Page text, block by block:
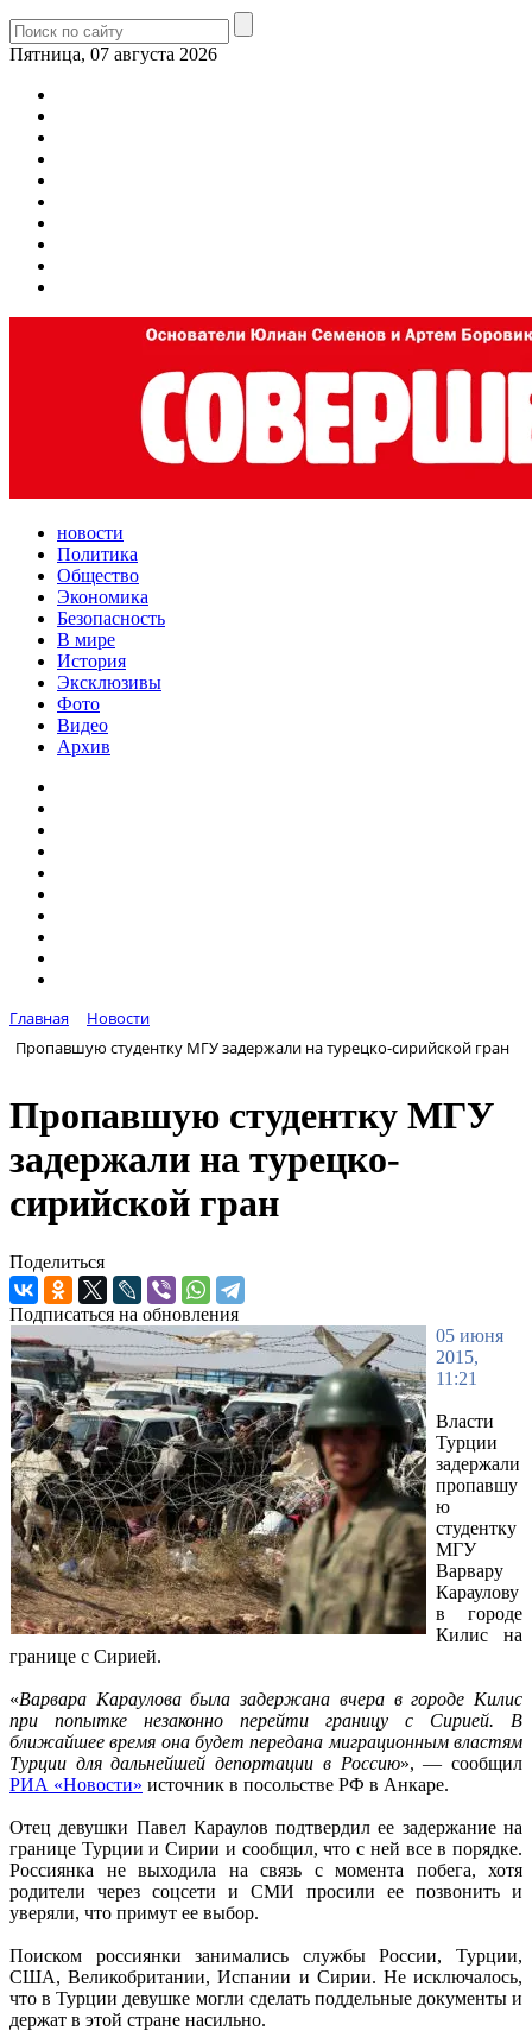
Пятница, 07 августа 2026
новости
Политика
Общество
Экономика
Безопасность
В мире
История
Эксклюзивы
Фото
Видео
Архив
Главная
Новости
Пропавшую студентку МГУ задержали на турецко-сирийской гран
Пропавшую студентку МГУ
задержали на турецко-
сирийской гран
Поделиться
Подписаться на обновления
05 июня
2015,
11:21
Власти
Турции
задержали
пропавшу
ю
студентку
МГУ
Варвару
Караулову
в городе
Килис на
границе с Сирией.
«Варвара Караулова была задержана вчера в городе Килис
при попытке незаконно перейти границу с Сирией. В
ближайшее время она будет передана миграционным властям
Турции для дальнейшей депортации в Россию», — сообщил
РИА «Новости» источник в посольстве РФ в Анкаре.
Отец девушки Павел Караулов подтвердил ее задержание на
границе Турции и Сирии и сообщил, что с ней все в порядке.
Россиянка не выходила на связь с момента побега, хотя
родители через соцсети и СМИ просили ее позвонить и
уверяли, что примут ее выбор.
Поиском россиянки занимались службы России, Турции,
США, Великобритании, Испании и Сирии. Не исключалось,
что в Турции девушке могли сделать поддельные документы и
держат в этой стране насильно.